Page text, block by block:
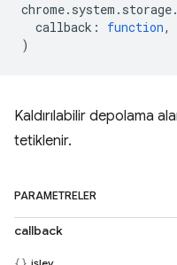
chrome. system . storage.
callback : function,
)
Kaldırılabilir depolama
tetiklenir.
PARAMETRELER
callback